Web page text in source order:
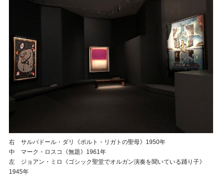
右 サルバドール・ダリ《ポルト・リガトの聖母》1950年
中 マーク・ロスコ《無題》1961年
左 ジョアン・ミロ《ゴシック聖堂でオルガン演奏を聞いている踊り子》
1945年